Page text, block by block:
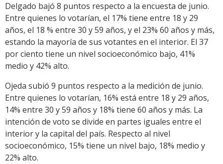
Delgado bajó 8 puntos respecto a la encuesta de junio.
Entre quienes lo votarían, el 17% tiene entre 18 y 29
años, el 18 % entre 30 y 59 años, y el 23% 60 años y más,
estando la mayoría de sus votantes en el interior. El 37
por ciento tiene un nivel socioeconómico bajo, 41%
medio y 42% alto.
Ojeda subió 9 puntos respecto a la medición de junio.
Entre quienes lo votarían, 16% está entre 18 y 29 años,
14% entre 30 y 59 años y 18% tiene 60 años y más. La
intención de voto se divide en partes iguales entre el
interior y la capital del país. Respecto al nivel
socioeconómico, 15% tiene un nivel bajo, 18% medio y
22% alto.